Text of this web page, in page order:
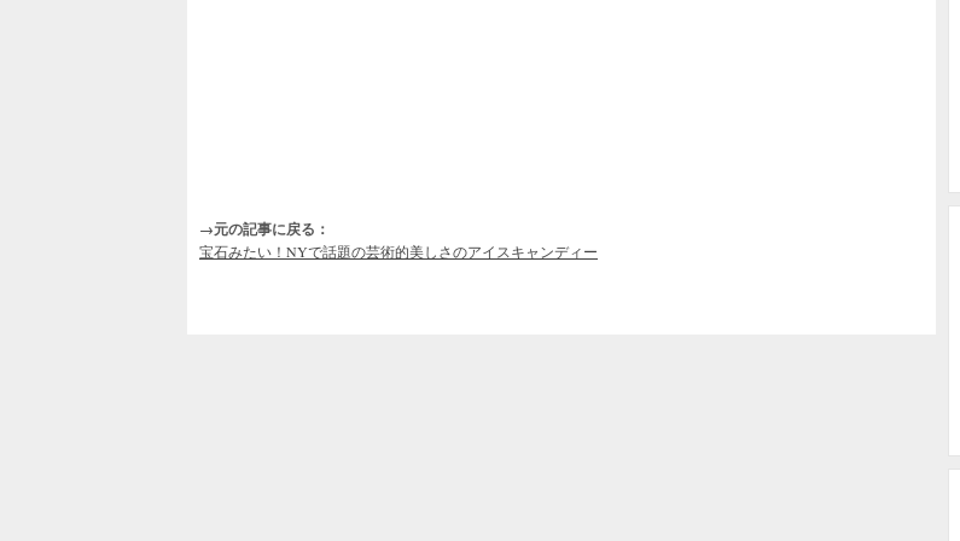
→元の記事に戻る：
宝石みたい！NYで話題の芸術的美しさのアイスキャンディー